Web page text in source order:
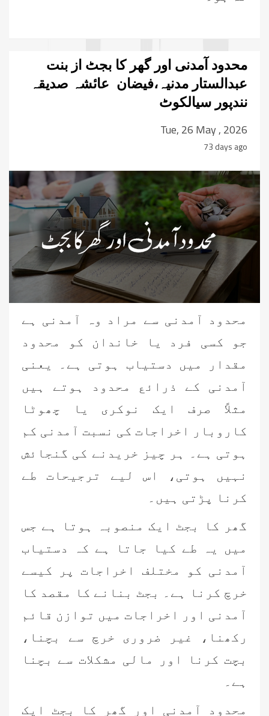
محدود آمدنی اور گھر کا بجٹ از بنت
عبدالستار مدنیہ،فیضان عائشہ صدیقہ
نندپور سیالکوٹ
Tue, 26 May , 2026
73 days ago
محدود آمدنی سے مراد وہ آمدنی ہے
جو کسی فرد یا خاندان کو محدود
مقدار میں دستیاب ہوتی ہے۔ یعنی
آمدنی کے ذرائع محدود ہوتے ہیں
مثلاً صرف ایک نوکری یا چھوٹا
کاروبار اخراجات کی نسبت آمدنی کم
ہوتی ہے۔ ہر چیز خریدنے کی گنجائش
نہیں ہوتی، اس لیے ترجیحات طے
کرنا پڑتی ہیں۔
گھر کا بجٹ ایک منصوبہ ہوتا ہے جس
میں یہ طے کیا جاتا ہے کہ دستیاب
آمدنی کو مختلف اخراجات پر کیسے
خرچ کرنا ہے۔ بجٹ بنانے کا مقصد کا
آمدنی اور اخراجات میں توازن قائم
رکھنا، غیر ضروری خرچ سے بچنا،
بچت کرنا اور مالی مشکلات سے بچنا
ہے۔
محدود آمدنی اور گھر کا بجٹ ایک